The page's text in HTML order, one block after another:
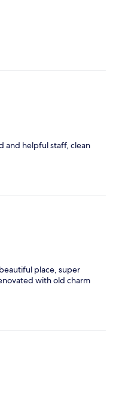
and helpful staff, clean
place, super
with old charm